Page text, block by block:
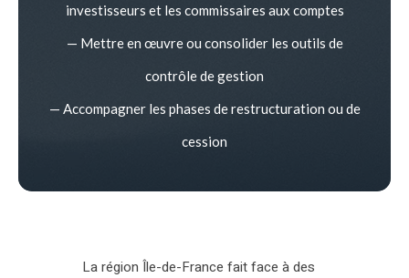
investisseurs et les commissaires aux comptes
— Mettre en œuvre ou consolider les outils de
contrôle de gestion
— Accompagner les phases de restructuration ou de
cession
La région Île-de-France fait face à des